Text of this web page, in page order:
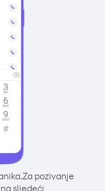
Za pozivanje
sljedeći